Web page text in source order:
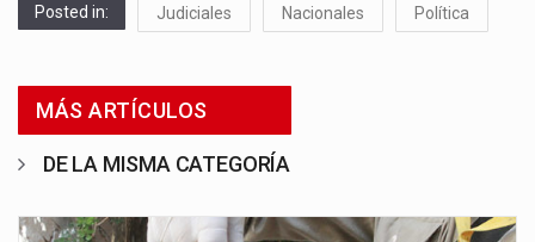
Posted in: Judiciales Nacionales Política
MÁS ARTÍCULOS
DE LA MISMA CATEGORÍA